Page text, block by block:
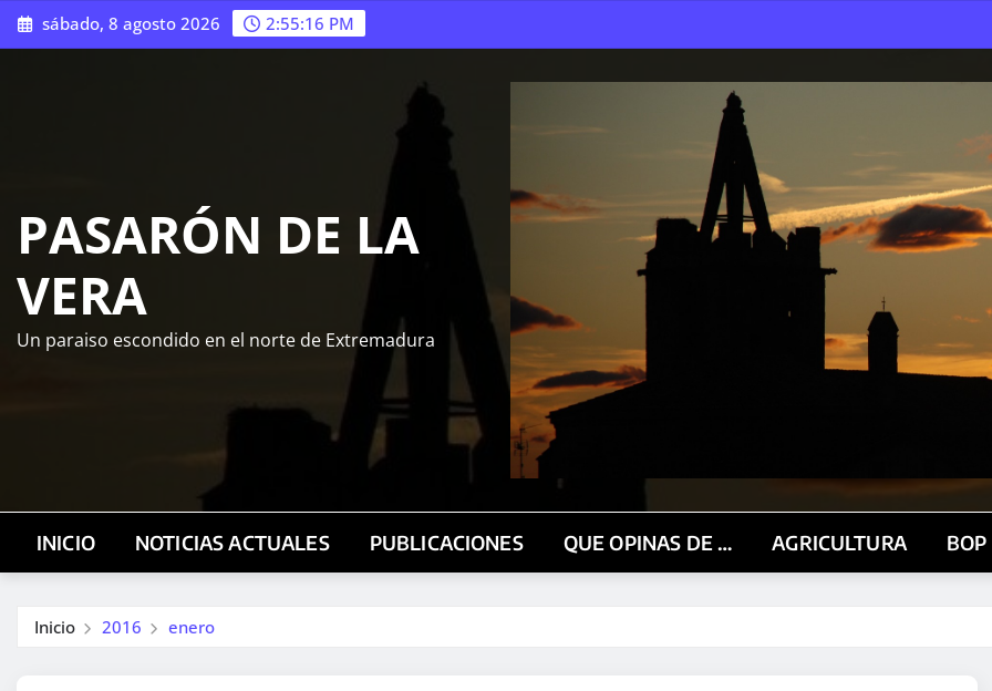
Saltar
al
sábado, 8 agosto 2026 2:55:17 PM
PASARÓN DE LA
VERA
Un paraiso escondido en el norte de Extremadura
INICIO NOTICIAS ACTUALES PUBLICACIONES QUE OPINAS DE … AGRICULTURA BOP
Inicio 2016 enero